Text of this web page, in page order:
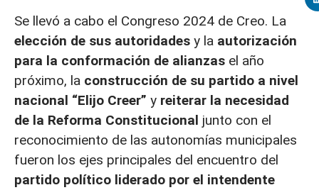
Se llevó a cabo el Congreso 2024 de Creo. La
elección de sus autoridades y la autorización
para la conformación de alianzas el año
próximo, la construcción de su partido a nivel
nacional “Elijo Creer” y reiterar la necesidad
de la Reforma Constitucional junto con el
reconocimiento de las autonomías municipales
fueron los ejes principales del encuentro del
partido político liderado por el intendente